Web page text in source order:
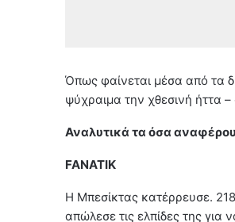
Όπως φαίνεται μέσα από τα
ψύχραιμα την χθεσινή ήττα
Αναλυτικά τα όσα
FANATIK
Η Μπεσίκτας κατέρρευσε.
απώλεσε τις ελπίδες της για